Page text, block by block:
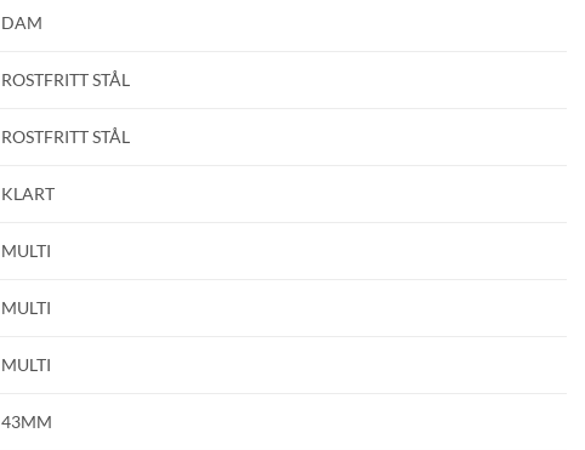
DAM
ROSTFRITT STÅL
ROSTFRITT STÅL
KLART
MULTI
MULTI
MULTI
43MM